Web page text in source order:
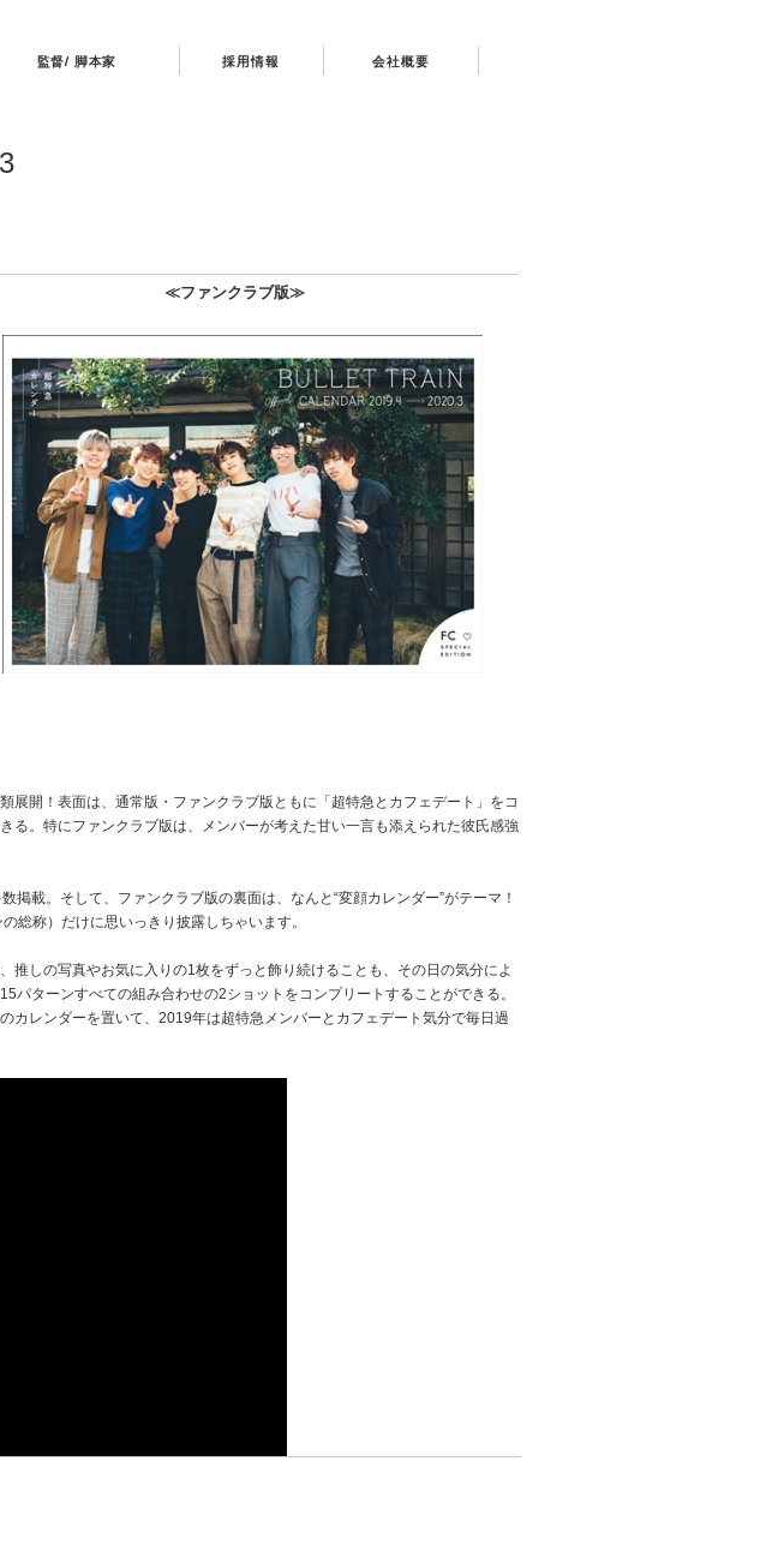
監督/ 脚本家 採用情報 会社概要
≪ファンクラブ版≫
開！表面は、通常版・ファンクラブ版ともに「超特急とカフェデート」をコ
る。特にファンクラブ版は、メンバーが考えた甘い一言も添えられた彼氏感強
載。そして、ファンクラブ版の裏面は、なんと“変顔カレンダー”がテーマ！
総称）だけに思いっきり披露しちゃいます。
しの写真やお気に入りの1枚をずっと飾り続けることも、その日の気分によ
ターンすべての組み合わせの2ショットをコンプリートすることができる。
カレンダーを置いて、2019年は超特急メンバーとカフェデート気分で毎日過